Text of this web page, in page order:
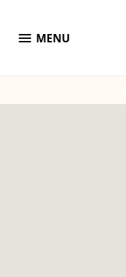
menu MENU